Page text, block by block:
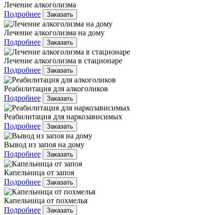
Лечение алкоголизма
Подробнее
Заказать
Лечение алкоголизма на дому
Подробнее
Заказать
Лечение алкоголизма в стационаре
Подробнее
Заказать
Реабилитация для алкоголиков
Подробнее
Заказать
Реабилитация для наркозависимых
Подробнее
Заказать
Вывод из запоя на дому
Подробнее
Заказать
Капельница от запоя
Подробнее
Заказать
Капельница от похмелья
Подробнее
Заказать